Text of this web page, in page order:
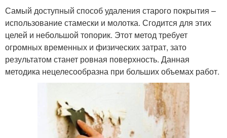
Самый доступный способ удаления старого покрытия –
использование стамески и молотка. Сгодится для этих
целей и небольшой топорик. Этот метод требует
огромных временных и физических затрат, зато
результатом станет ровная поверхность. Данная
методика нецелесообразна при больших объемах работ.